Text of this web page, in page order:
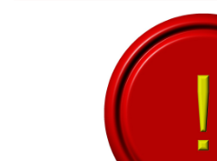
PODCAST - PONTO DE VISTA
NOTÍCIAS DESTAQUE DO DIA
BRASIL NOTÍCIAS
ÚLTIMAS NOTÍCIAS
NOTÍCIAS TAMBÉM NA TELA